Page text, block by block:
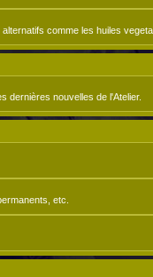
comme les huiles
dernières nouvelles de l'Atelier.
etc.